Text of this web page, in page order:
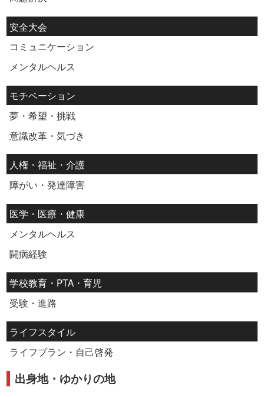
安全大会
コミュニケーション
メンタルヘルス
モチベーション
夢・希望・挑戦
意識改革・気づき
人権・福祉・介護
障がい・発達障害
医学・医療・健康
メンタルヘルス
闘病経験
学校教育・PTA・育児
受験・進路
ライフスタイル
ライフプラン・自己啓発
出身地・ゆかりの地